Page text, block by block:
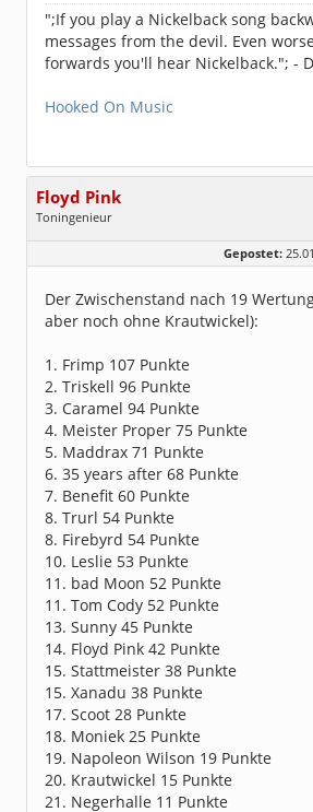
";If you play a Nickelback song
messages from the devil. Even
forwards you'll hear Nickelback."; -
Hooked On Music
Floyd Pink
Toningenieur
Beiträge:
7827
Gepostet:
Der Zwischenstand nach 19
aber noch ohne Krautwickel):
1. Frimp 107 Punkte
2. Triskell 96 Punkte
3. Caramel 94 Punkte
4. Meister Proper 75 Punkte
5. Maddrax 71 Punkte
6. 35 years after 68 Punkte
7. Benefit 60 Punkte
8. Trurl 54 Punkte
8. Firebyrd 54 Punkte
10. Leslie 53 Punkte
11. bad Moon 52 Punkte
11. Tom Cody 52 Punkte
13. Sunny 45 Punkte
14. Floyd Pink 42 Punkte
15. Stattmeister 38 Punkte
15. Xanadu 38 Punkte
17. Scoot 28 Punkte
18. Moniek 25 Punkte
19. Napoleon Wilson 19 Punkte
20. Krautwickel 15 Punkte
21. Negerhalle 11 Punkte